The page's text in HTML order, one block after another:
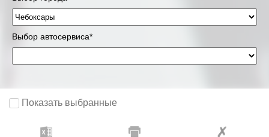
Выбор автосервиса*
Показать выбранные